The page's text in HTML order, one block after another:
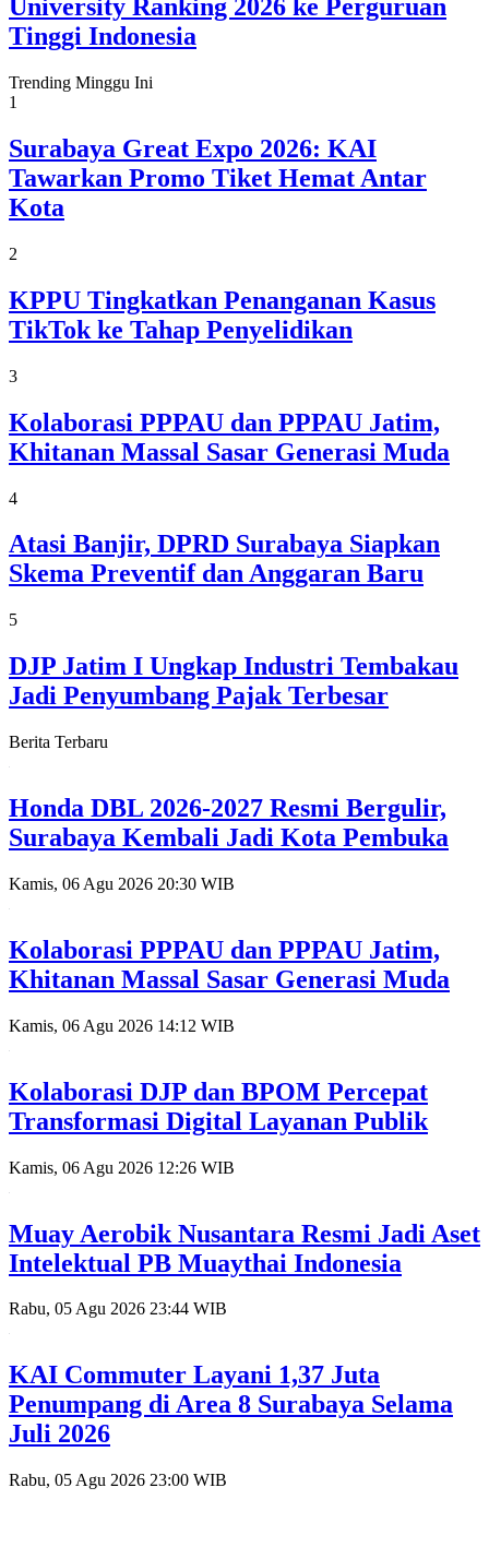
University Ranking 2026 ke Perguruan
Tinggi Indonesia
Trending Minggu Ini
1
Surabaya Great Expo 2026: KAI
Tawarkan Promo Tiket Hemat Antar
Kota
2
KPPU Tingkatkan Penanganan Kasus
TikTok ke Tahap Penyelidikan
3
Kolaborasi PPPAU dan PPPAU Jatim,
Khitanan Massal Sasar Generasi Muda
4
Atasi Banjir, DPRD Surabaya Siapkan
Skema Preventif dan Anggaran Baru
5
DJP Jatim I Ungkap Industri Tembakau
Jadi Penyumbang Pajak Terbesar
Berita Terbaru
Honda DBL 2026-2027 Resmi Bergulir,
Surabaya Kembali Jadi Kota Pembuka
Kamis, 06 Agu 2026 20:30 WIB
Kolaborasi PPPAU dan PPPAU Jatim,
Khitanan Massal Sasar Generasi Muda
Kamis, 06 Agu 2026 14:12 WIB
Kolaborasi DJP dan BPOM Percepat
Transformasi Digital Layanan Publik
Kamis, 06 Agu 2026 12:26 WIB
Muay Aerobik Nusantara Resmi Jadi Aset
Intelektual PB Muaythai Indonesia
Rabu, 05 Agu 2026 23:44 WIB
KAI Commuter Layani 1,37 Juta
Penumpang di Area 8 Surabaya Selama
Juli 2026
Rabu, 05 Agu 2026 23:00 WIB